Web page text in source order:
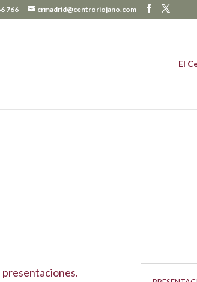
766 crmadrid@centroriojano.com
El
presentaciones.